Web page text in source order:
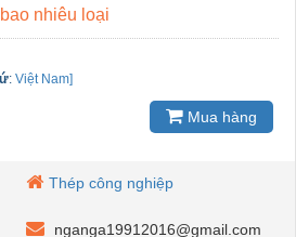
nhiêu loại
: Việt Nam]
Mua hàng
Thép công nghiệp
nganga19912016@gmail.com